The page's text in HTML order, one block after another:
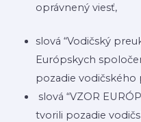
oprávnený viesť,
slová “Vodičský
Európskych
pozadie vodičského
slová “VZOR
tvorili pozadie